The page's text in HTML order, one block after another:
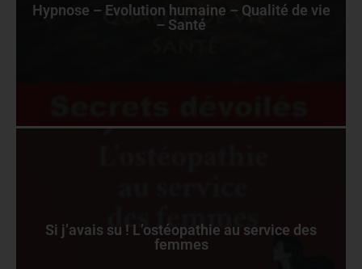
Hypnose – Evolution humaine – Qualité de vie
– Santé
Si j’avais su ! L’ostéopathie au service des
femmes